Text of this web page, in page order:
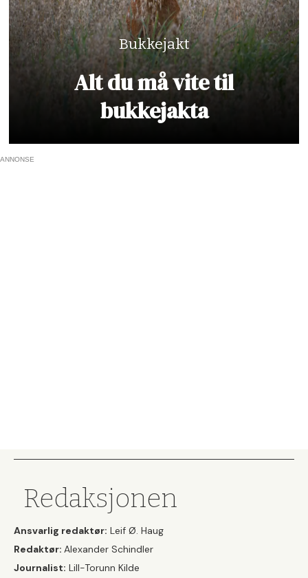
Bukkejakt
Alt du må vite til
bukkejakta
ANNONSE
Redaksjonen
Ansvarlig redaktør: Leif Ø. Haug
Redaktør: Alexander Schindler
Journalist: Lill-Torunn Kilde